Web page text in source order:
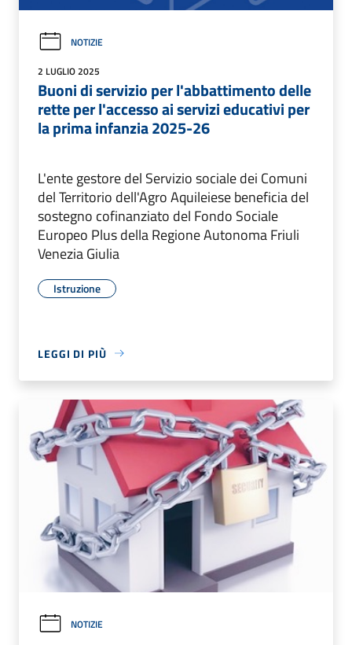
NOTIZIE
2 LUGLIO 2025
Buoni di servizio per l'abbattimento delle
rette per l'accesso ai servizi educativi per
la prima infanzia 2025-26
L'ente gestore del Servizio sociale dei Comuni
del Territorio dell'Agro Aquileiese beneficia del
sostegno cofinanziato del Fondo Sociale
Europeo Plus della Regione Autonoma Friuli
Venezia Giulia
Istruzione
LEGGI DI PIÙ
NOTIZIE